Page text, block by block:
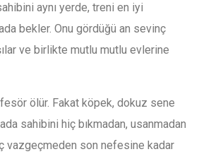
aynı yerde, treni en iyi
bekler. Onu gördüğü an sevinç
ve birlikte mutlu mutlu evlerine
ölür. Fakat köpek, dokuz sene
sahibini hiç bıkmadan, usanmadan
vazgeçmeden son nefesine kadar